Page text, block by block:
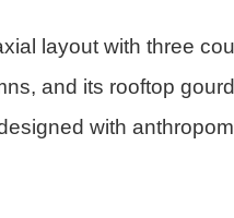
layout with three
and its rooftop
with